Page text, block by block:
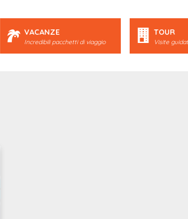
VACANZE
Incredibili pacchetti di viaggio
TOUR
Visite